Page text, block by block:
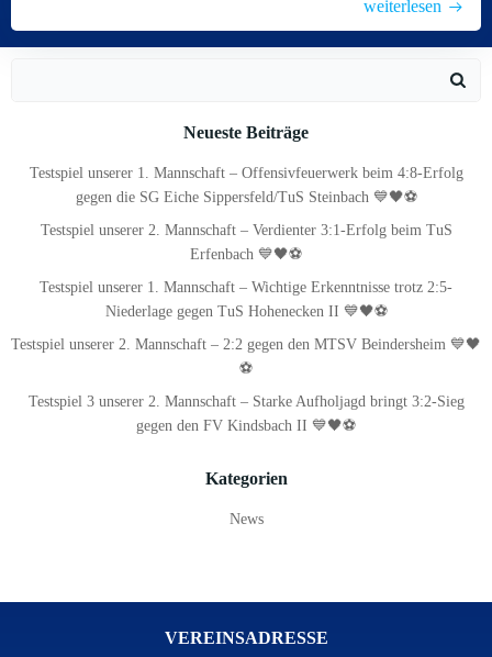
weiterlesen
Neueste Beiträge
Testspiel unserer 1. Mannschaft – Offensivfeuerwerk beim 4:8-Erfolg
gegen die SG Eiche Sippersfeld/TuS Steinbach 💙🖤⚽
Testspiel unserer 2. Mannschaft – Verdienter 3:1-Erfolg beim TuS
Erfenbach 💙🖤⚽
Testspiel unserer 1. Mannschaft – Wichtige Erkenntnisse trotz 2:5-
Niederlage gegen TuS Hohenecken II 💙🖤⚽
Testspiel unserer 2. Mannschaft – 2:2 gegen den MTSV Beindersheim 💙🖤
⚽
Testspiel 3 unserer 2. Mannschaft – Starke Aufholjagd bringt 3:2-Sieg
gegen den FV Kindsbach II 💙🖤⚽
Kategorien
News
VEREINSADRESSE